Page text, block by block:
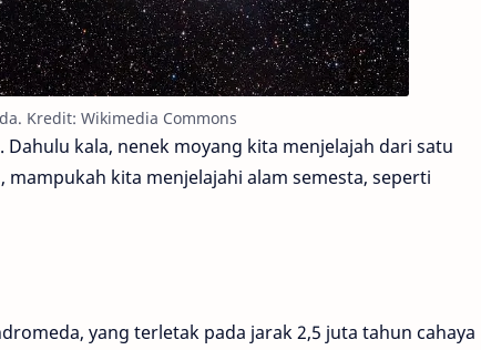
Kredit: Wikimedia Commons
kala, nenek moyang kita menjelajah dari satu
kita menjelajahi alam semesta, seperti
yang terletak pada jarak 2,5 juta tahun cahaya